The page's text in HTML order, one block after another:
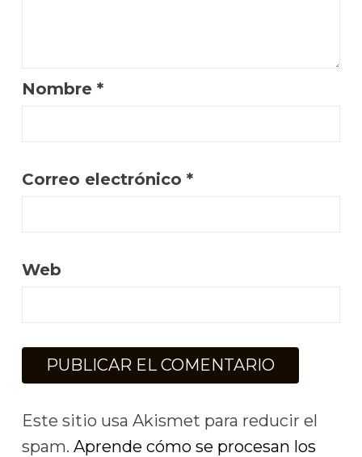
Nombre *
Correo electrónico *
Web
Este sitio usa Akismet para reducir el
spam. Aprende cómo se procesan los